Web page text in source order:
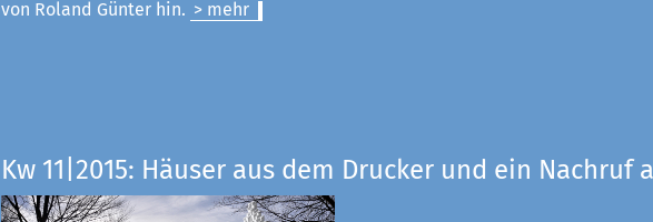
von Roland Günter hin. > mehr
Kw 11|2015: Häuser aus dem Drucker und ein Nachruf